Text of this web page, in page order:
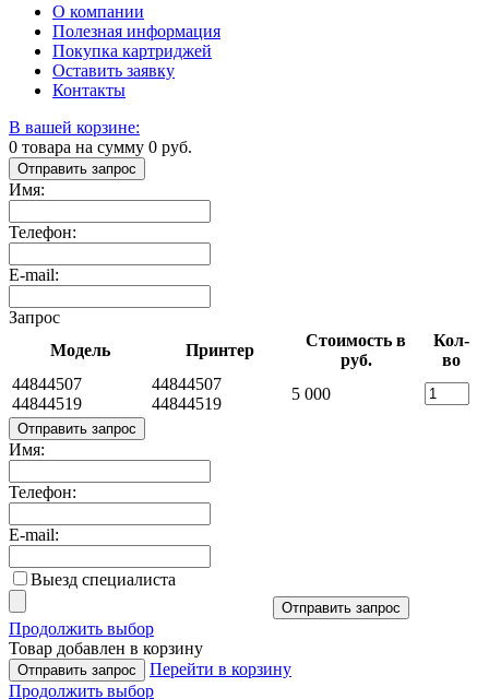
О компании
Полезная информация
Покупка картриджей
Оставить заявку
Контакты
В вашей корзине:
0 товара на сумму 0 руб.
Отправить запрос
Имя:
Телефон:
E-mail:
Запрос
Модель
Принтер
Стоимость в
руб.
Кол-
во
44844507
44844519
44844507
44844519
5 000
Отправить запрос
Имя:
Телефон:
E-mail:
Выезд специалиста
Отправить запрос
Продолжить выбор
Товар добавлен в корзину
Отправить запрос
Перейти в корзину
Продолжить выбор